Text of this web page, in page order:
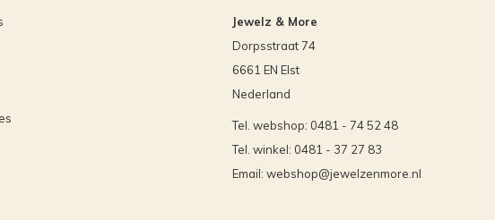
Jewelz & More
Dorpsstraat 74
6661 EN Elst
Nederland
Tel. webshop: 0481 - 74 52 48
Tel. winkel: 0481 - 37 27 83
Email: webshop@jewelzenmore.nl